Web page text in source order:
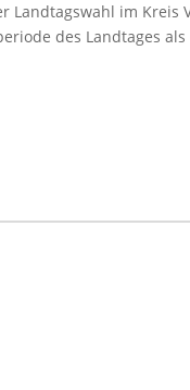
im
des Landtages